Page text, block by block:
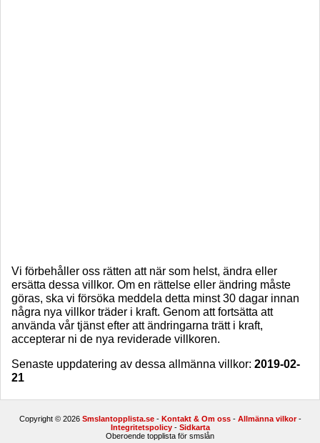
Vi förbehåller oss rätten att när som helst, ändra eller
ersätta dessa villkor. Om en rättelse eller ändring måste
göras, ska vi försöka meddela detta minst 30 dagar innan
några nya villkor träder i kraft. Genom att fortsätta att
använda vår tjänst efter att ändringarna trätt i kraft,
accepterar ni de nya reviderade villkoren.
Senaste uppdatering av dessa allmänna villkor: 2019-02-
21
Copyright © 2026 Smslantopplista.se- Kontakt & Om oss- Allmänna vilkor-
Integritetspolicy- Sidkarta
Oberoende topplista för smslån